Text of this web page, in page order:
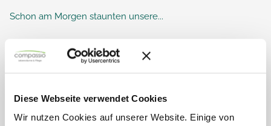
Diese Webseite verwendet Cookies
Wir nutzen Cookies auf unserer Website. Einige von
Schon am Morgen staunten unsere...